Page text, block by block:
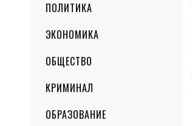
MenuПОЛИТИКА
ЭКОНОМИКА
ОБЩЕСТВО
КРИМИНАЛ
ОБРАЗОВАНИЕ